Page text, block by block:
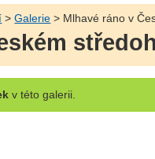
>Galerie > Mlhavé ráno v
v této galerii.